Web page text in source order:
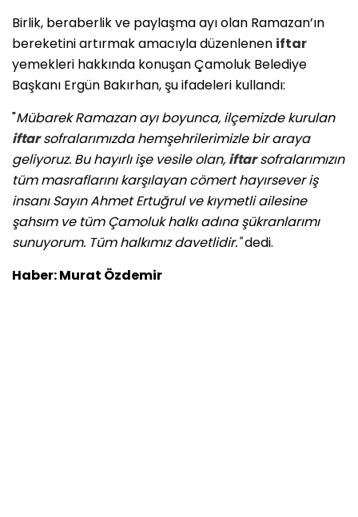
Birlik, beraberlik ve paylaşma ayı olan Ramazan’ın
bereketini artırmak amacıyla düzenlenen iftar
yemekleri hakkında konuşan Çamoluk Belediye
Başkanı Ergün Bakırhan, şu ifadeleri kullandı:
"Mübarek Ramazan ayı boyunca, ilçemizde kurulan
iftarsofralarımızda hemşehrilerimizle bir araya
geliyoruz. Bu hayırlı işe vesile olan, iftarsofralarımızın
tüm masraflarını karşılayan cömert hayırsever iş
insanı Sayın Ahmet Ertuğrul ve kıymetli ailesine
şahsım ve tüm Çamoluk halkı adına şükranlarımı
sunuyorum. Tüm halkımız davetlidir."dedi.
Haber: Murat Özdemir